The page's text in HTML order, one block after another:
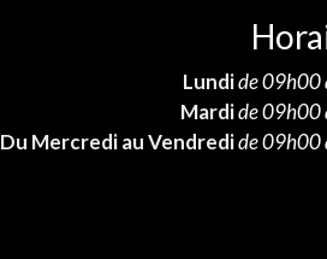
Lundide 09h00
Mardide 09h00
Du Mercredi au Vendredide 09h00